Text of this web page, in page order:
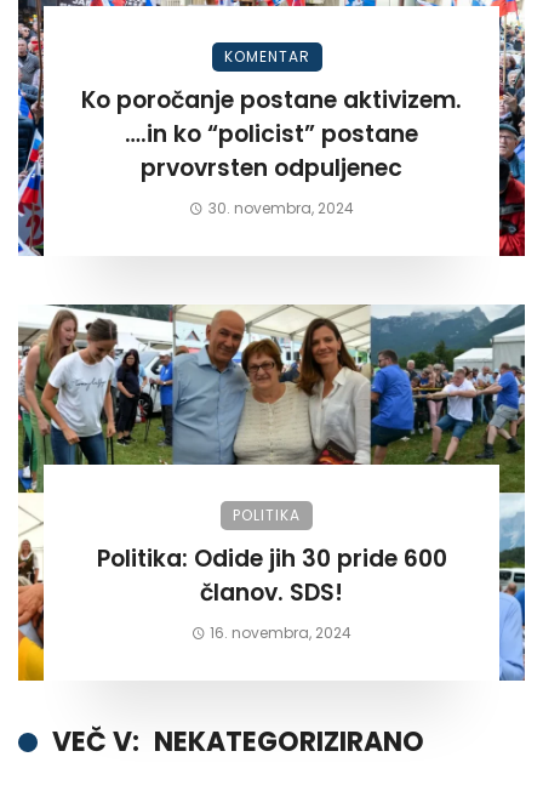
KOMENTAR
Ko poročanje postane aktivizem.
….in ko “policist” postane
prvovrsten odpuljenec
30. novembra, 2024
POLITIKA
Politika: Odide jih 30 pride 600
članov. SDS!
16. novembra, 2024
VEČ V: NEKATEGORIZIRANO